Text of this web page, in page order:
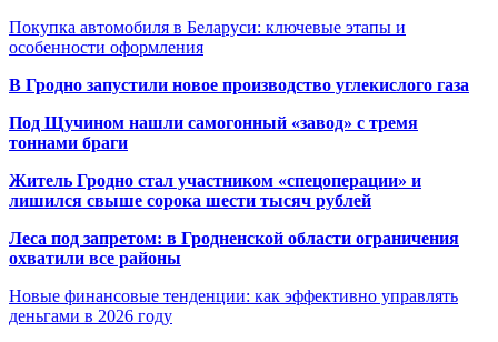
Покупка автомобиля в Беларуси: ключевые этапы и
особенности оформления
В Гродно запустили новое производство углекислого газа
Под Щучином нашли самогонный «завод» с тремя
тоннами браги
Житель Гродно стал участником «спецоперации» и
лишился свыше сорока шести тысяч рублей
Леса под запретом: в Гродненской области ограничения
охватили все районы
Новые финансовые тенденции: как эффективно управлять
деньгами в 2026 году